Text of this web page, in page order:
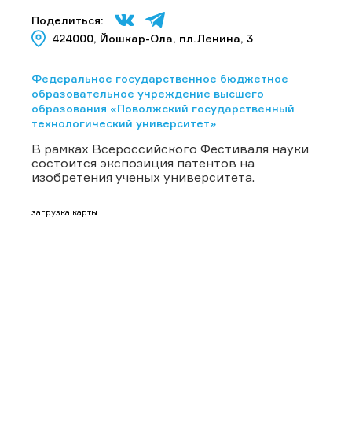
Поделиться:
424000, Йошкар-Ола, пл.Ленина, 3
Федеральное государственное бюджетное
образовательное учреждение высшего
образования «Поволжский государственный
технологический университет»
В рамках Всероссийского Фестиваля науки
состоится экспозиция патентов на
изобретения ученых университета.
загрузка карты...